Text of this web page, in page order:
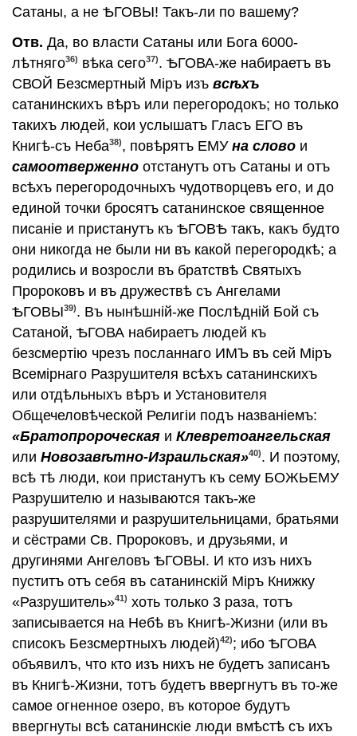
Сатаны, а не ѢГОВЫ! Такъ-ли по вашему?
Отв. Да, во власти Сатаны или Бога 6000-
лѣтняго36) вѣка сего37). ѢГОВА-же набираетъ въ
СВОЙ Безсмертный Мiръ изъ всѣхъ
сатанинскихъ вѣръ или перегородокъ; но только
такихъ людей, кои услышатъ Гласъ ЕГО въ
Книгѣ-съ Неба38), повѣрятъ ЕМУ на слово и
самоотверженно отстанутъ отъ Сатаны и отъ
всѣхъ перегородочныхъ чудотворцевъ его, и до
единой точки бросятъ сатанинское священное
писанiе и пристанутъ къ ѢГОВѢ такъ, какъ будто
они никогда не были ни въ какой перегородкѣ; а
родились и возросли въ братствѣ Святыхъ
Пророковъ и въ дружествѣ съ Ангелами
ѢГОВЫ39). Въ нынѣшнiй-же Послѣднiй Бой съ
Сатаной, ѢГОВА набираетъ людей къ
безсмертiю чрезъ посланнаго ИМЪ въ сей Мiръ
Всемiрнаго Разрушителя всѣхъ сатанинскихъ
или отдѣльныхъ вѣръ и Установителя
Общечеловѣческой Религiи подъ названiемъ:
«Братопророческая и Клевретоангельская
или Новозавѣтно-Израильская»40). И поэтому,
всѣ тѣ люди, кои пристанутъ къ сему БОЖЬЕМУ
Разрушителю и называются такъ-же
разрушителями и разрушительницами, братьями
и сёстрами Св. Пророковъ, и друзьями, и
другинями Ангеловъ ѢГОВЫ. И кто изъ нихъ
пуститъ отъ себя въ сатанинскiй Мiръ Книжку
«Разрушитель»41) хоть только 3 раза, тотъ
записывается на Небѣ въ Книгѣ-Жизни (или въ
списокъ Безсмертныхъ людей)42); ибо ѢГОВА
объявилъ, что кто изъ нихъ не будетъ записанъ
въ Книгѣ-Жизни, тотъ будетъ ввергнутъ въ то-же
самое огненное озеро, въ которое будутъ
ввергнуты всѣ сатанинскiе люди вмѣстѣ съ ихъ